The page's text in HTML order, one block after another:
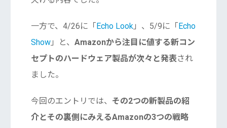
一方で、4/26に「Echo Look」、5/9に「Echo
Show」と、 Amazonから注目に値する新コン
セプトのハードウェア製品が次々と発表され
ました。
今回のエントリでは、 その2つの新製品の紹
介とその裏側にみえるAmazonの3つの戦略